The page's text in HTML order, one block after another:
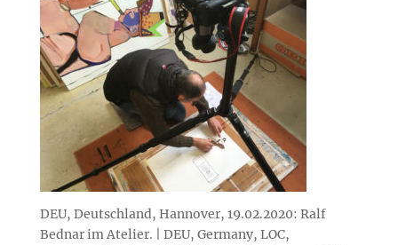
DEU, Deutschland, Hannover, 19.02.2020: Ralf
Bednar im Atelier. | DEU, Germany, LOC,